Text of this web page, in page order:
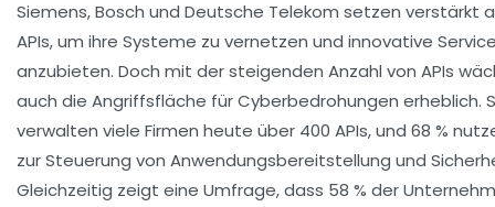
Siemens, Bosch und Deutsche Telekom setzen verstärkt
APIs, um ihre Systeme zu vernetzen und innovative
anzubieten. Doch mit der steigenden Anzahl von APIs
auch die Angriffsfläche für Cyberbedrohungen erheblich.
verwalten viele Firmen heute über 400 APIs, und 68 %
zur Steuerung von Anwendungsbereitstellung und
Gleichzeitig zeigt eine Umfrage, dass 58 % der